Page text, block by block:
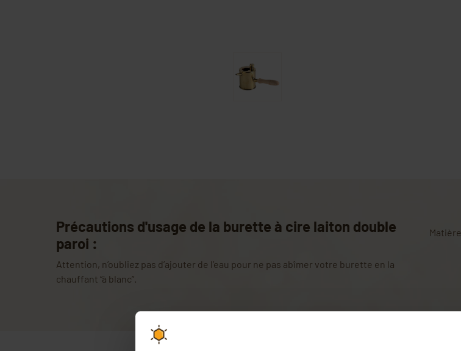
Précautions d'usage de la burette à cire laiton double
paroi :
Attention, n’oubliez pas d’ajouter de l’eau pour ne pas abîmer votre burette en la
chauffant “à blanc”.
Matière